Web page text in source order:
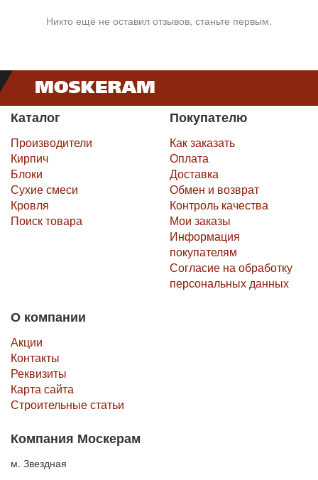
Никто ещё не оставил отзывов, станьте первым.
Каталог
Производители
Кирпич
Блоки
Сухие смеси
Кровля
Поиск товара
Покупателю
Как заказать
Оплата
Доставка
Обмен и возврат
Контроль качества
Мои заказы
Информация
покупателям
Согласие на обработку
персональных данных
О компании
Акции
Контакты
Реквизиты
Карта сайта
Строительные статьи
Компания Москерам
м. Звездная